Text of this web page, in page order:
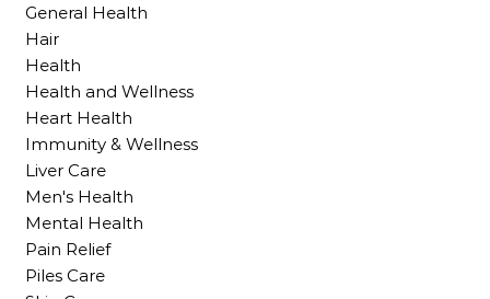
General Health
Hair
Health
Health and Wellness
Heart Health
Immunity & Wellness
Liver Care
Men's Health
Mental Health
Pain Relief
Piles Care